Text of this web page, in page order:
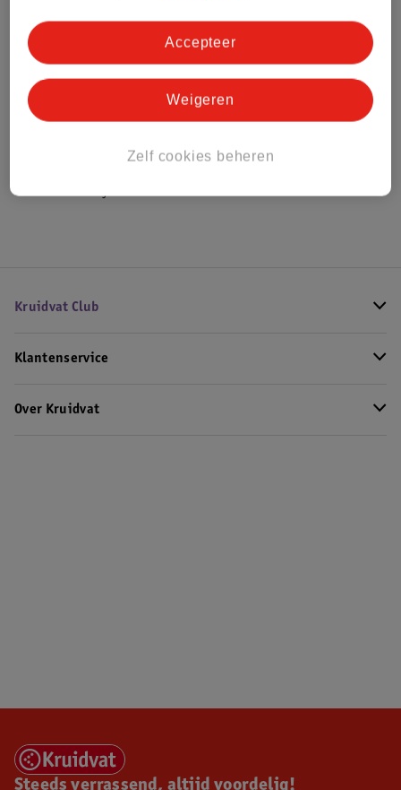
Bestel & Bezorginformatie
Bekijk ook
Alle Scheerschuim en scheergel
Hoe controleren wij de reviews?
Kruidvat Club
Klantenservice
Over Kruidvat
Steeds verrassend, altijd voordelig!
Zelf cookies beheren
Weigeren
Accepteer